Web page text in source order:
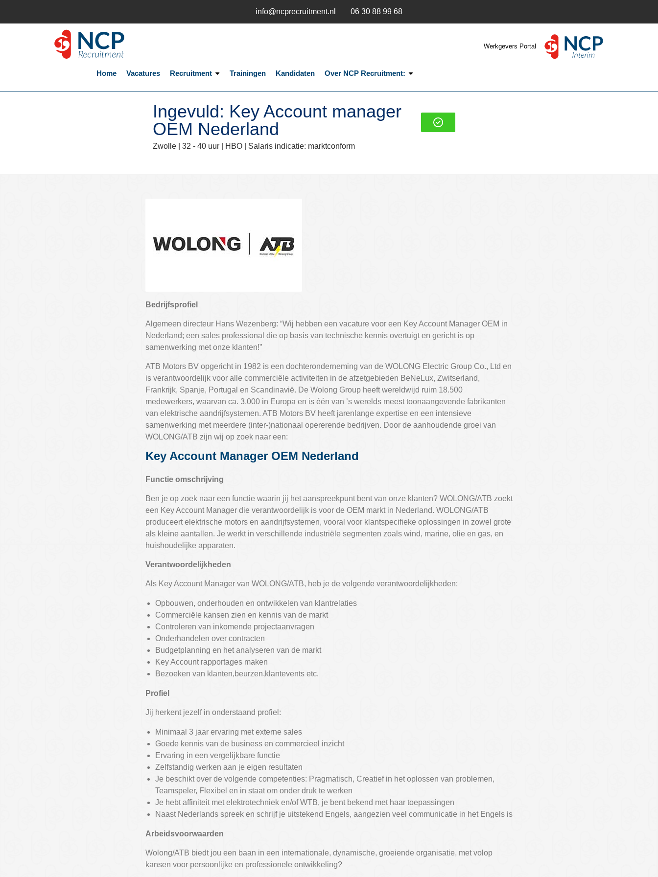
info@ncprecruitment.nl 06 30 88 99 68
Werkgevers Portal
Home Vacatures Recruitment Trainingen Kandidaten Over NCP Recruitment:
Ingevuld: Key Account manager
OEM Nederland
Zwolle | 32 - 40 uur | HBO | Salaris indicatie: marktconform
Bedrijfsprofiel
Algemeen directeur Hans Wezenberg: “Wij hebben een vacature voor een Key Account Manager OEM in
Nederland; een sales professional die op basis van technische kennis overtuigt en gericht is op
samenwerking met onze klanten!”
ATB Motors BV opgericht in 1982 is een dochteronderneming van de WOLONG Electric Group Co., Ltd en
is verantwoordelijk voor alle commerciële activiteiten in de afzetgebieden BeNeLux, Zwitserland,
Frankrijk, Spanje, Portugal en Scandinavië. De Wolong Group heeft wereldwijd ruim 18.500
medewerkers, waarvan ca. 3.000 in Europa en is één van ’s werelds meest toonaangevende fabrikanten
van elektrische aandrijfsystemen. ATB Motors BV heeft jarenlange expertise en een intensieve
samenwerking met meerdere (inter-)nationaal opererende bedrijven. Door de aanhoudende groei van
WOLONG/ATB zijn wij op zoek naar een:
Key Account Manager OEM Nederland
Functie omschrijving
Ben je op zoek naar een functie waarin jij het aanspreekpunt bent van onze klanten? WOLONG/ATB zoekt
een Key Account Manager die verantwoordelijk is voor de OEM markt in Nederland. WOLONG/ATB
produceert elektrische motors en aandrijfsystemen, vooral voor klantspecifieke oplossingen in zowel grote
als kleine aantallen. Je werkt in verschillende industriële segmenten zoals wind, marine, olie en gas, en
huishoudelijke apparaten.
Verantwoordelijkheden
Als Key Account Manager van WOLONG/ATB, heb je de volgende verantwoordelijkheden:
Opbouwen, onderhouden en ontwikkelen van klantrelaties
Commerciële kansen zien en kennis van de markt
Controleren van inkomende projectaanvragen
Onderhandelen over contracten
Budgetplanning en het analyseren van de markt
Key Account rapportages maken
Bezoeken van klanten,beurzen,klantevents etc.
Profiel
Jij herkent jezelf in onderstaand profiel:
Minimaal 3 jaar ervaring met externe sales
Goede kennis van de business en commercieel inzicht
Ervaring in een vergelijkbare functie
Zelfstandig werken aan je eigen resultaten
Je beschikt over de volgende competenties: Pragmatisch, Creatief in het oplossen van problemen,
Teamspeler, Flexibel en in staat om onder druk te werken
Je hebt affiniteit met elektrotechniek en/of WTB, je bent bekend met haar toepassingen
Naast Nederlands spreek en schrijf je uitstekend Engels, aangezien veel communicatie in het Engels is
Arbeidsvoorwaarden
Wolong/ATB biedt jou een baan in een internationale, dynamische, groeiende organisatie, met volop
kansen voor persoonlijke en professionele ontwikkeling?